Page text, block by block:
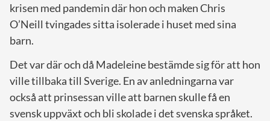
krisen med pandemin där hon och maken Chris
O’Neill tvingades sitta isolerade i huset med sina
barn.
Det var där och då Madeleine bestämde sig för att hon
ville tillbaka till Sverige. En av anledningarna var
också att prinsessan ville att barnen skulle få en
svensk uppväxt och bli skolade i det svenska språket.